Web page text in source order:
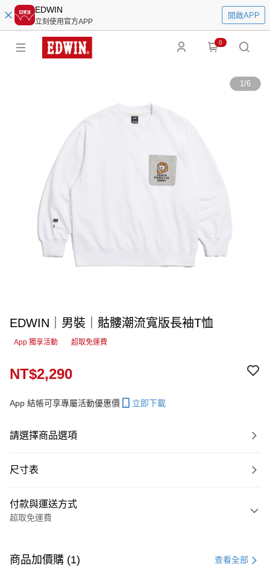
EDWIN
立刻使用官方APP
開啟APP
0
1/6
EDWIN｜男裝｜骷髏潮流寬版長袖T恤
App 獨享活動 超取免運費
NT$2,290
App 結帳可享專屬活動優惠價 立即下載
請選擇商品選項
尺寸表
付款與運送方式
超取免運費
信用卡一次付款
商品加價購 (1) 查看全部